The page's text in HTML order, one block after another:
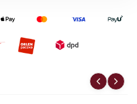
produktu
ziarno